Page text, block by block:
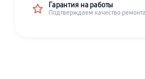
Гарантия на работы
Подтверждаем качество ремонта